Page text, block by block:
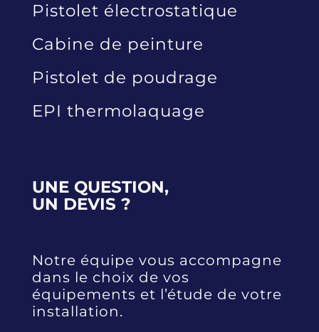
Pistolet électrostatique
Cabine de peinture
Pistolet de poudrage
EPI thermolaquage
UNE QUESTION,
UN DEVIS ?
Notre équipe vous accompagne
dans le choix de vos
équipements et l’étude de votre
installation.